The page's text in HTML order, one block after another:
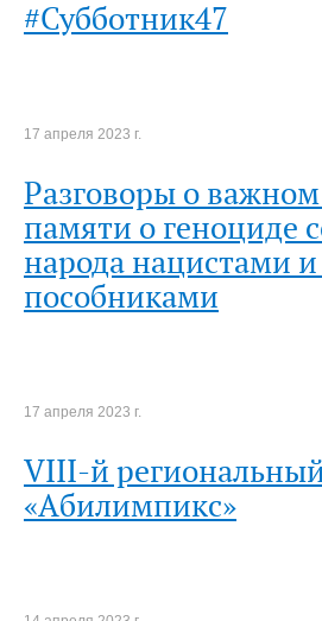
#Субботник47
17 апреля 2023 г.
Разговоры о
памяти о геноциде
народа нацистами
пособниками
17 апреля 2023 г.
VIII-й
«Абилимпикс»